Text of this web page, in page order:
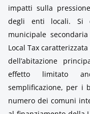
impatti sulla
degli enti locali. Si
municipale
Local Tax
dell’abitazione
effetto limitato
semplificazione, per i
numero dei comuni